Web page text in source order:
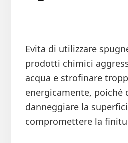
Evita di utilizzare
prodotti chimici
acqua e strofinare
energicamente, poiché
danneggiare la
compromettere la